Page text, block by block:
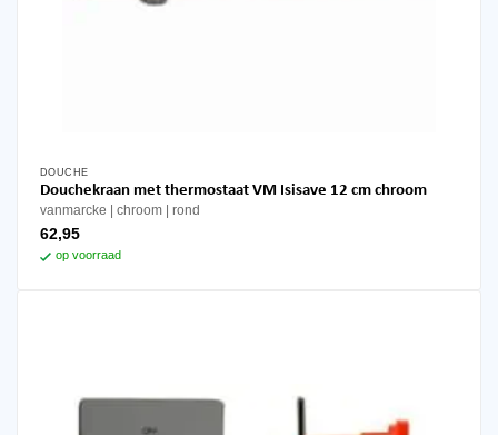
DOUCHE
Douchekraan met thermostaat VM Isisave 12 cm chroom
vanmarcke chroom rond
62,95
op voorraad